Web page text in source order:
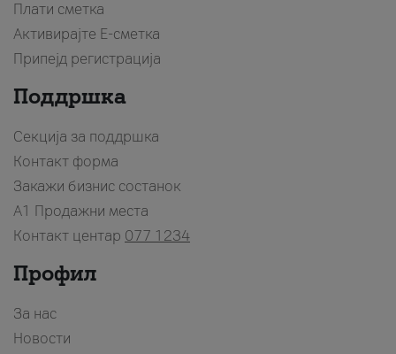
Плати сметка
Активирајте Е-сметка
Припејд регистрација
Поддршка
Секција за поддршка
Контакт форма
Закажи бизнис состанок
A1 Продажни места
Контакт центар 077 1234
Профил
За нас
Новости